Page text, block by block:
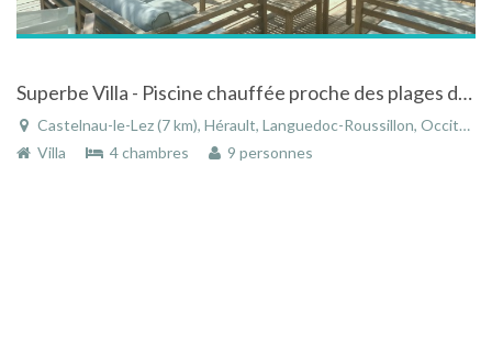
Superbe Villa - Piscine chauffée proche des plages dans un cadre exceptionnel.
Castelnau-le-Lez (7 km), Hérault, Languedoc-Roussillon, Occitanie, France
Villa
4 chambres 9 personnes